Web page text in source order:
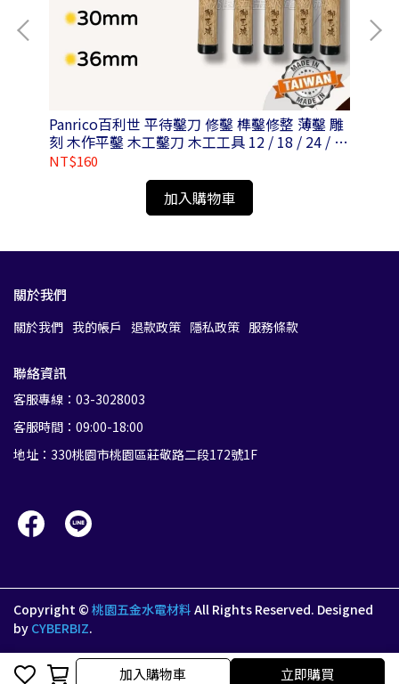
加入購物車
加入購物車 立即購買
Panrico百利世 平待鑿刀 修鑿 榫鑿修整 薄鑿 雕
刻 木作平鑿 木工鑿刀 木工工具 12 / 18 / 24 / 30
/ 36mm
NT$160
加入購物車
關於我們
關於我們 我的帳戶 退款政策 隱私政策 服務條款
聯絡資訊
客服專線：03-3028003
客服時間：09:00-18:00
地址：330桃園市桃園區莊敬路二段172號1F
Copyright © 桃園五金水電材料 All Rights Reserved. Designed
by CYBERBIZ.